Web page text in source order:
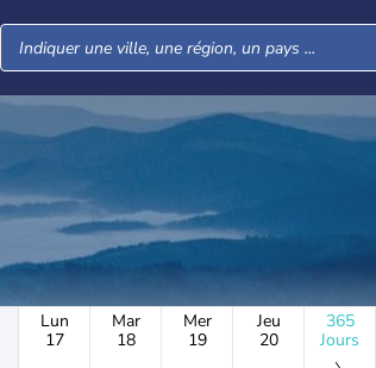
Lun
17
Mar
18
Mer
19
Jeu
20
365
Jours